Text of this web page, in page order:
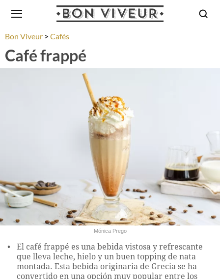
Bon Viveur Cafés
Café frappé
Mónica Prego
El café frappé es una bebida vistosa y refrescante
que lleva leche, hielo y un buen topping de nata
montada. Esta bebida originaria de Grecia se ha
convertido en una opción muy popular entre los